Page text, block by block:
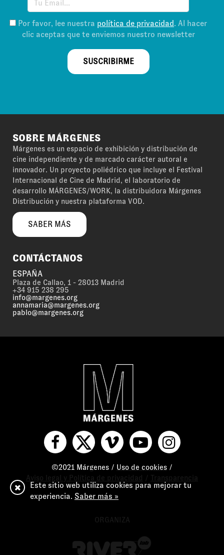
Por favor, lee nuestra política de privacidad. Al hacer
clic aceptas que te enviemos nuestro newsletter
SUSCRIBIRME
SOBRE MÁRGENES
Márgenes es un espacio de exhibición y distribución de
cine independiente y de marcado carácter autoral e
innovador. Un proyecto poliédrico que incluye el Festival
Internacional de Cine de Madrid, el laboratorio de
desarrollo MÁRGENES/WORK, la distribuidora Márgenes
Distribución y nuestra plataforma VOD.
SABER MÁS
CONTÁCTANOS
ESPAÑA
Plaza de Callao, 1 - 28013 Madrid
+34 915 238 295
info@margenes.org
annamaria@margenes.org
pablo@margenes.org
©2021 Márgenes / Uso de cookies /
Aviso legal y Política de privacidad
Transparencia
ORGANIZA
Este sitio web utiliza cookies para mejorar tu
experiencia. Saber más »